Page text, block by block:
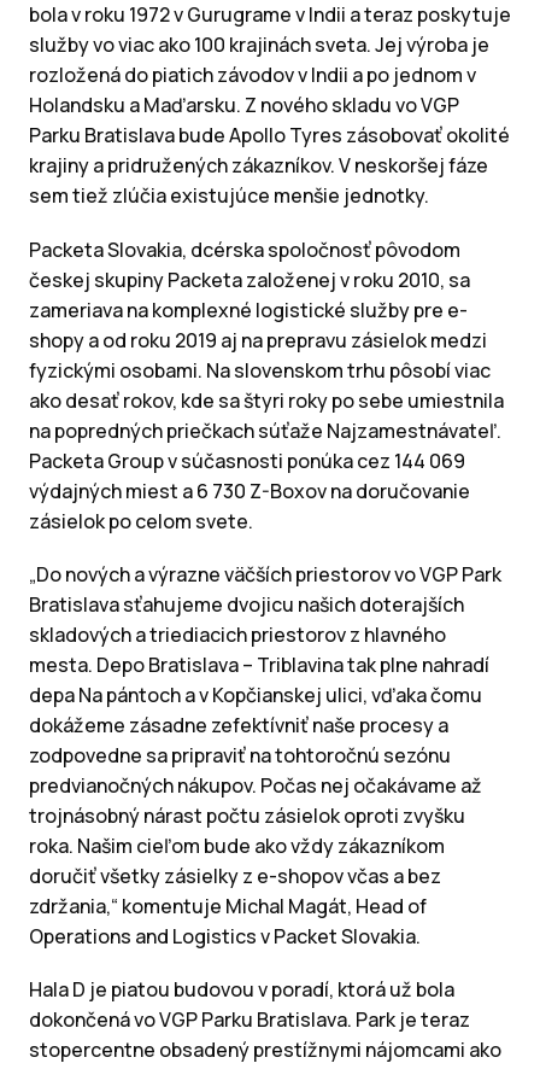
bola v roku 1972 v Gurugrame v Indii a teraz poskytuje
služby vo viac ako 100 krajinách sveta. Jej výroba je
rozložená do piatich závodov v Indii a po jednom v
Holandsku a Maďarsku. Z nového skladu vo VGP
Parku Bratislava bude Apollo Tyres zásobovať okolité
krajiny a pridružených zákazníkov. V neskoršej fáze
sem tiež zlúčia existujúce menšie jednotky.
Packeta Slovakia, dcérska spoločnosť pôvodom
českej skupiny Packeta založenej v roku 2010, sa
zameriava na komplexné logistické služby pre e-
shopy a od roku 2019 aj na prepravu zásielok medzi
fyzickými osobami. Na slovenskom trhu pôsobí viac
ako desať rokov, kde sa štyri roky po sebe umiestnila
na popredných priečkach súťaže Najzamestnávateľ.
Packeta Group v súčasnosti ponúka cez 144 069
výdajných miest a 6 730 Z-Boxov na doručovanie
zásielok po celom svete.
„Do nových a výrazne väčších priestorov vo VGP Park
Bratislava sťahujeme dvojicu našich doterajších
skladových a triediacich priestorov z hlavného
mesta. Depo Bratislava – Triblavina tak plne nahradí
depa Na pántoch a v Kopčianskej ulici, vďaka čomu
dokážeme zásadne zefektívniť naše procesy a
zodpovedne sa pripraviť na tohtoročnú sezónu
predvianočných nákupov. Počas nej očakávame až
trojnásobný nárast počtu zásielok oproti zvyšku
roka. Našim cieľom bude ako vždy zákazníkom
doručiť všetky zásielky z e-shopov včas a bez
zdržania,“ komentuje Michal Magát, Head of
Operations and Logistics v Packet Slovakia.
Hala D je piatou budovou v poradí, ktorá už bola
dokončená vo VGP Parku Bratislava. Park je teraz
stopercentne obsadený prestížnymi nájomcami ako